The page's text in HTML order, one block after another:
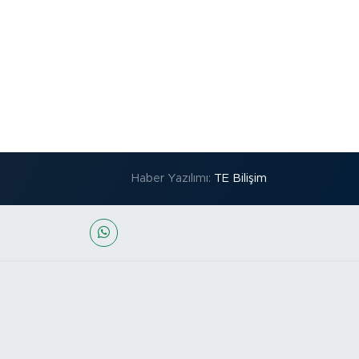
Haber Yazılımı: TE Bilişim